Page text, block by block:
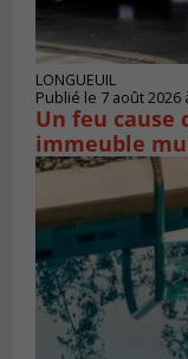
LONGUEUIL
Publié le 7 août 2026
Un feu cause
immeuble